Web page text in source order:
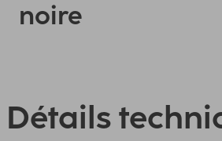
noire
Détails